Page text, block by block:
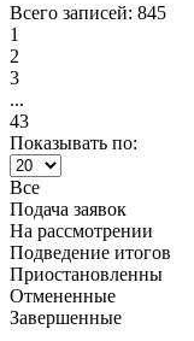
Всего записей: 845
1
2
3
...
43
Показывать по:
Все
Подача заявок
На рассмотрении
Подведение итогов
Приостановленны
Отмененные
Завершенные